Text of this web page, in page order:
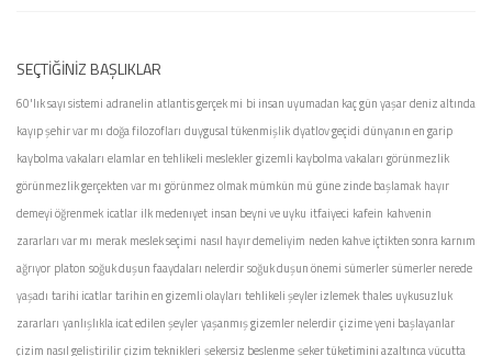
SEÇTIĞINIZ BAŞLIKLAR
60'lık sayı sistemi adranelin atlantis gerçek mi bi insan uyumadan kaç gün yaşardeniz altında
kayıp şehir var mı doğa filozofları duygusal tükenmişlikdyatlov geçidi dünyanın en garip
kaybolma vakaları elamlaren tehlikeli mesleklergizemli kaybolma vakaları görünmezlik
görünmezlik gerçekten var mı görünmez olmak mümkün mü güne zinde başlamak hayır
demeyi öğrenmek icatlar ilk medenıyet insan beyni ve uyku itfaiyeci kafein kahvenin
zararları var mı merak meslek seçimi nasıl hayır demeliyim neden kahve içtikten sonra karnım
ağrıyor platon soğuk duşun faaydaları nelerdirsoğuk duşun önemi sümerlersümerler nerede
yaşadı tarihi icatlartarihin en gizemli olayları tehlikeli şeyler izlemekthales uykusuzluk
zararları yanlışlıkla icat edilen şeyleryaşanmış gizemler nelerdirçizime yeni başlayanlar
çizim nasıl geliştirilirçizim teknikleri şekersiz beslenmeşeker tüketimini azaltınca vücutta